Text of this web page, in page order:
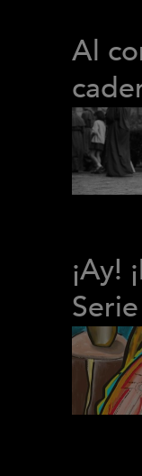
Al
¡Ay!